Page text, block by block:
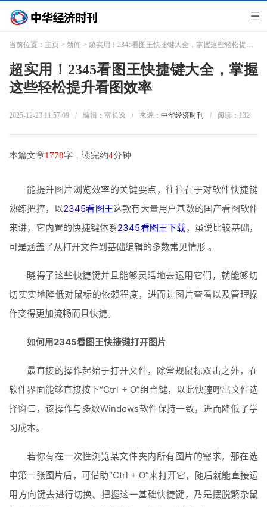
当前位置： 主页 > 新闻 > 超实用！2345看图王快捷键大全，掌握这些轻松提升看图效率
超实用！2345看图王快捷键大全，掌握
这些轻松提升看图效率
2025-12-23 11:57:09 / 编辑：富长逸 / 来源： 中华经济时刊 / 阅读： 132
本篇文章1778字，读完约4分钟
能提升图片浏览效率的关键要点，往往在于对软件快捷键
熟练把控，以2345看图王这款有大量用户基数的国产看图软件
来讲，它内置的快捷键体系2345看图王下载，虽说比较基础，
可是涵盖了从打开文件到基础编辑的多数常见情形 。
晓得了这些快捷键并且能够灵活地去运用它们，就能够切
切实实地降低对鼠标的依赖程度，进而让图片查看以及管理操
作变得更加流畅而且快捷。
如何用2345看图王快捷键打开图片
最直接的操作起始于打开文件，除常规鼠标双击之外，在
软件界面能够直接按下“Ctrl + O”组合键，以此快速呼出文件选
择窗口，该操作与多数Windows软件保持一致，进而降低了学
习成本。
若你有在一次性浏览某文件夹内所有图片的需求，那在选
中第一张图片后，可借助“Ctrl + O”来打开它，随后就能直接运
用方向键去进行切换。把握这一基础快捷键，乃是摆脱繁杂鼠